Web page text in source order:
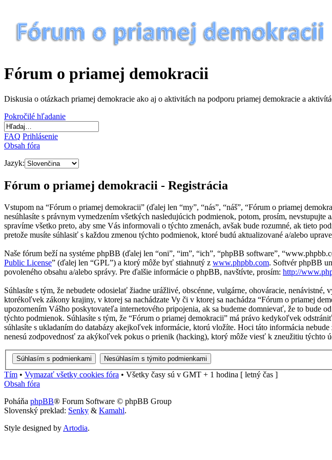
Fórum o priamej demokracii
Diskusia o otázkach priamej demokracie ako aj o aktivitách na podporu priamej demokracie a
Pokročilé hľadanie
FAQ Prihlásenie
Obsah fóra
Jazyk:
Fórum o priamej demokracii - Registrácia
Vstupom na “Fórum o priamej demokracii” (ďalej len “my”, “nás”, “náš”, “Fórum o priamej
nesúhlasíte s právnym vymedzením všetkých nasledujúcich podmienok, potom, prosím,
spravíme všetko preto, aby sme Vás informovali o týchto zmenách, avšak bude rozumné, ak tieto
pretože musíte súhlasiť s každou zmenou týchto podmienok, ktoré budú aktualizované a/alebo
Naše fórum beží na systéme phpBB (ďalej len “oni”, “im”, “ich”, “phpBB software”,
Public License” (ďalej len “GPL”) a ktorý môže byť stiahnutý z www.phpbb.com. Softvér phpBB
povoleného obsahu a/alebo správy. Pre ďalšie informácie o phpBB, navštívte, prosím: http://
Súhlasíte s tým, že nebudete odosielať žiadne urážlivé, obscénne, vulgárne, ohováracie,
ktorékoľvek zákony krajiny, v ktorej sa nachádzate Vy či v ktorej sa nachádza “Fórum o priamej
upozornením Vášho poskytovateľa internetového pripojenia, ak sa budeme domnievať, že to bude
týchto podmienok. Súhlasíte s tým, že “Fórum o priamej demokracii” má právo kedykoľvek
súhlasíte s ukladaním do databázy akejkoľvek informácie, ktorú vložíte. Hoci táto informácia
nenesú zodpovednosť za akýkoľvek pokus o prienik (hacking), ktorý môže viesť k zneužitiu týchto
Tím • Vymazať všetky cookies fóra • Všetky časy sú v GMT + 1 hodina [ letný čas ]
Obsah fóra
Poháňa phpBB® Forum Software © phpBB Group
Slovenský preklad: Senky & Kamahl.
Style designed by Artodia.